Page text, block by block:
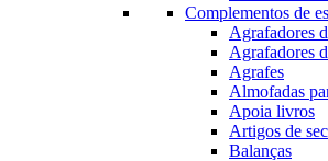
Complementos de
Agrafadores
Agrafadores
Agrafes
Almofadas
Apoia livros
Artigos de
Balanças